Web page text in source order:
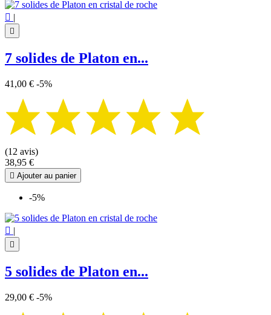
Solides de Platon 1
Voir les Produits
 |

7 solides de Platon en...
41,00 € -5%
(12 avis)
38,95 €
 Ajouter au panier
-5%
 |

5 solides de Platon en...
29,00 € -5%